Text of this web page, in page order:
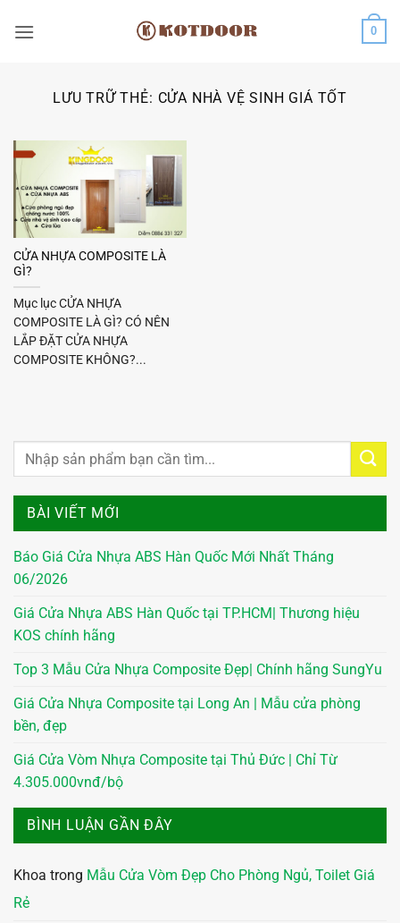
qua
0
LƯU TRỮ THẺ: CỬA NHÀ VỆ SINH GIÁ TỐT
BÀI VIẾT MỚI
Báo Giá Cửa Nhựa ABS Hàn Quốc Mới Nhất Tháng
06/2026
Giá Cửa Nhựa ABS Hàn Quốc tại TP.HCM| Thương hiệu
KOS chính hãng
Top 3 Mẫu Cửa Nhựa Composite Đẹp| Chính hãng SungYu
Giá Cửa Nhựa Composite tại Long An | Mẫu cửa phòng
bền, đẹp
Giá Cửa Vòm Nhựa Composite tại Thủ Đức | Chỉ Từ
4.305.000vnđ/bộ
BÌNH LUẬN GẦN ĐÂY
Khoa trong Mẫu Cửa Vòm Đẹp Cho Phòng Ngủ, Toilet Giá
Rẻ
CỬA NHỰA COMPOSITE LÀ
GÌ?
Mục lục CỬA NHỰA
COMPOSITE LÀ GÌ? CÓ NÊN
LẮP ĐẶT CỬA NHỰA
COMPOSITE KHÔNG?...